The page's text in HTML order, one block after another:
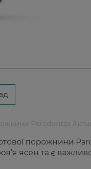
порожнини
ясен та є